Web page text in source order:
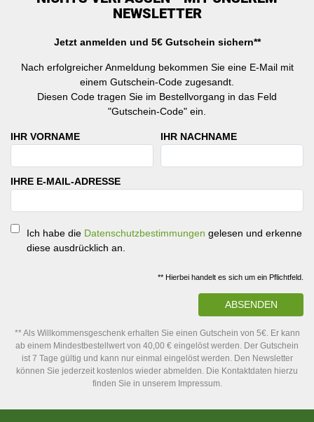
NEWSLETTER
Jetzt anmelden und 5€ Gutschein sichern**
Nach erfolgreicher Anmeldung bekommen Sie eine E-Mail mit
einem Gutschein-Code zugesandt.
Diesen Code tragen Sie im Bestellvorgang in das Feld
"Gutschein-Code" ein.
IHR VORNAME IHR NACHNAME
IHRE E-MAIL-ADRESSE
Ich habe die Datenschutzbestimmungen gelesen und erkenne
diese ausdrücklich an.
** Hierbei handelt es sich um ein Pflichtfeld.
ABSENDEN
** Als Willkommensgeschenk erhalten Sie einen Gutschein von 5€. Er kann
ab einem Mindestbestellwert von 40,00 € eingelöst werden. Der Gutschein
ist 7 Tage gültig und kann nur einmal eingelöst werden. Den Newsletter
können Sie jederzeit kostenlos wieder abmelden. Die Kontaktdaten hierzu
finden Sie in unserem Impressum.